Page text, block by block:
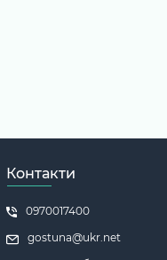
Контакти
0970017400
gostuna@ukr.net